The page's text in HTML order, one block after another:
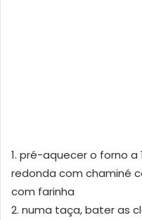
1. pré-aquecer o forno a
redonda com chaminé
com farinha
2. numa taça, bater as